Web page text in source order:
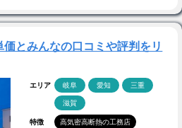
とみんなの口コミや評判をリ
エリア 岐阜 愛知 三重
滋賀
特徴 高気密高断熱の工務店